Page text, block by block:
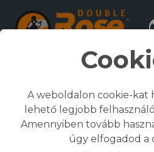
Kezdőlap
Összes termék
Munkaruházat
A weboldalon cookie-kat
lehető legjobb
Amennyiben tovább
úgy elfogadod a